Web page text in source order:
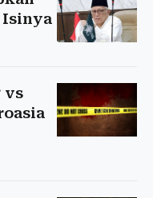
Isinya
vs